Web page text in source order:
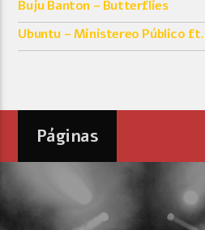
Buju Banton – Butterflies
Ubuntu – Ministereo Público ft.
Páginas